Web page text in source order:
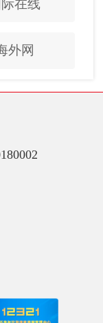
际在线
外网